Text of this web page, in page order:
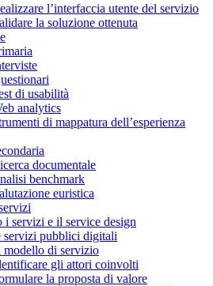
l’interfaccia utente del servizio
la soluzione ottenuta
di usabilità
analytics
di mappatura dell’esperienza
documentale
benchmark
euristica
i servizi e il service design
servizi pubblici digitali
di servizio
gli attori coinvolti
la proposta di valore